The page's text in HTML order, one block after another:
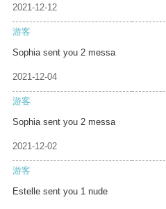
2021-12-12
游客
Sophia sent you 2 messa
2021-12-04
游客
Sophia sent you 2 messa
2021-12-02
游客
Estelle sent you 1 nude